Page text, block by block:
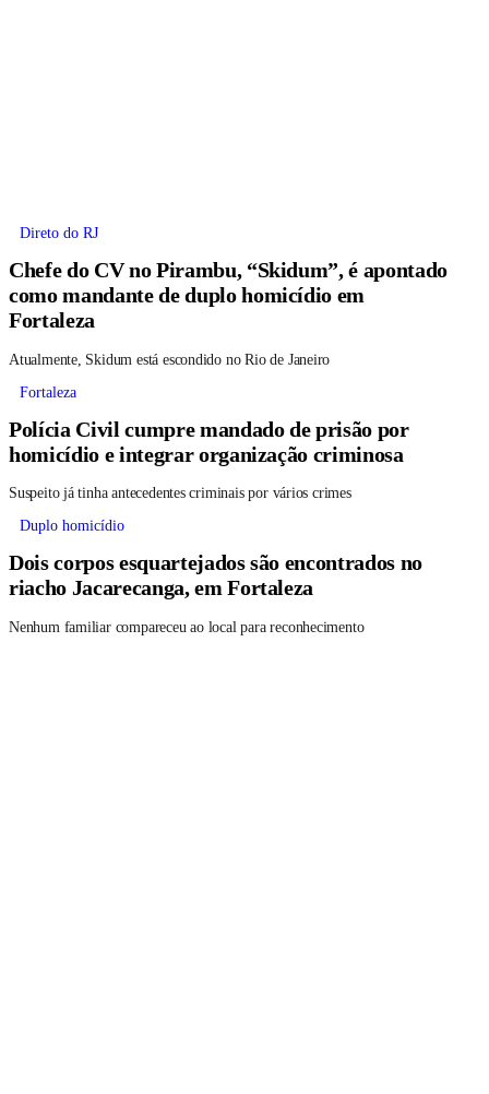
Direto do RJ
Chefe do CV no Pirambu, “Skidum”, é apontado
como mandante de duplo homicídio em
Fortaleza
Atualmente, Skidum está escondido no Rio de Janeiro
Fortaleza
Polícia Civil cumpre mandado de prisão por
homicídio e integrar organização criminosa
Suspeito já tinha antecedentes criminais por vários crimes
Duplo homicídio
Dois corpos esquartejados são encontrados no
riacho Jacarecanga, em Fortaleza
Nenhum familiar compareceu ao local para reconhecimento